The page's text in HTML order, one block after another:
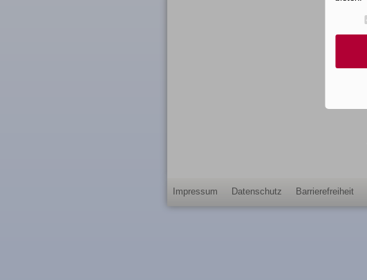
Impressum Datenschutz Barrierefreiheit